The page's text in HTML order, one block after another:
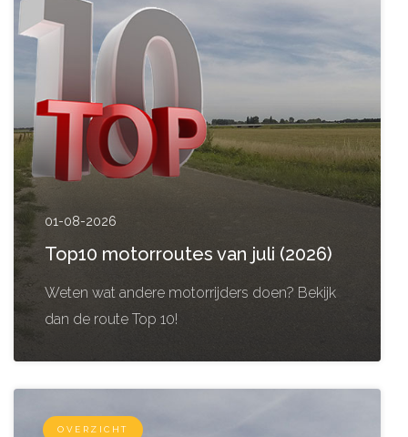
01-08-2026
Top10 motorroutes van juli (2026)
Weten wat andere motorrijders doen? Bekijk
dan de route Top 10!
OVERZICHT